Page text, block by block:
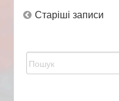
Навігація
записами
Старіші записи